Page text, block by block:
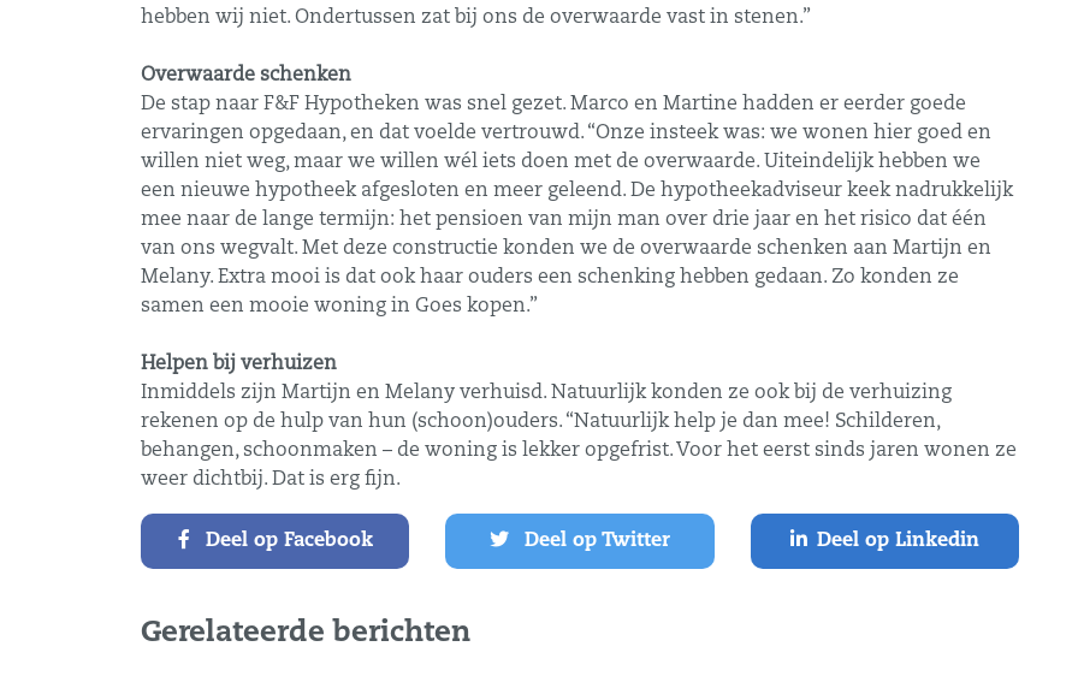
hebben wij niet. Ondertussen zat bij ons de overwaarde vast in stenen.”
Overwaarde schenken
De stap naar F&F Hypotheken was snel gezet. Marco en Martine hadden er eerder goede
ervaringen opgedaan, en dat voelde vertrouwd. “Onze insteek was: we wonen hier goed en
willen niet weg, maar we willen wél iets doen met de overwaarde. Uiteindelijk hebben we
een nieuwe hypotheek afgesloten en meer geleend. De hypotheekadviseur keek nadrukkelijk
mee naar de lange termijn: het pensioen van mijn man over drie jaar en het risico dat één
van ons wegvalt. Met deze constructie konden we de overwaarde schenken aan Martijn en
Melany. Extra mooi is dat ook haar ouders een schenking hebben gedaan. Zo konden ze
samen een mooie woning in Goes kopen.”
Helpen bij verhuizen
Inmiddels zijn Martijn en Melany verhuisd. Natuurlijk konden ze ook bij de verhuizing
rekenen op de hulp van hun (schoon)ouders. “Natuurlijk help je dan mee! Schilderen,
behangen, schoonmaken – de woning is lekker opgefrist. Voor het eerst sinds jaren wonen ze
weer dichtbij. Dat is erg fijn.
Deel op Facebook Deel op Twitter Deel op Linkedin
Gerelateerde berichten